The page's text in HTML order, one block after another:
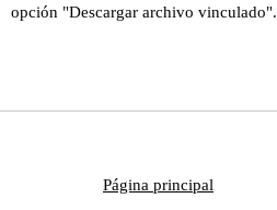
opción "Descargar archivo vinculado".
Página principal